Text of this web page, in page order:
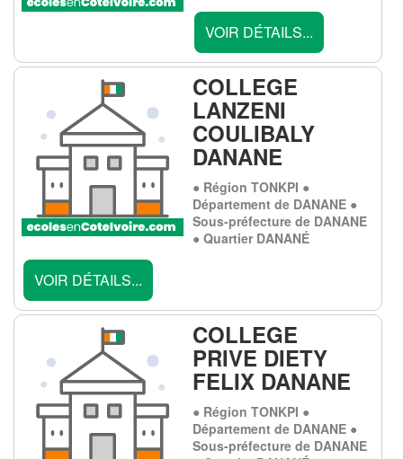
VOIR DÉTAILS...
COLLEGE
LANZENI
COULIBALY
DANANE
● Région TONKPI ●
Département de DANANE ●
Sous-préfecture de DANANE
● Quartier DANANÉ
VOIR DÉTAILS...
COLLEGE
PRIVE DIETY
FELIX DANANE
● Région TONKPI ●
Département de DANANE ●
Sous-préfecture de DANANE